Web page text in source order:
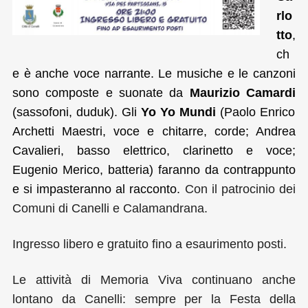
rlo
tto,
ch
e è anche voce narrante. Le musiche e le canzoni
sono composte e suonate da Maurizio Camardi
(sassofoni, duduk). Gli Yo Yo Mundi (Paolo Enrico
Archetti Maestri, voce e chitarre, corde; Andrea
Cavalieri, basso elettrico, clarinetto e voce;
Eugenio Merico, batteria) faranno da contrappunto
e si impasteranno al racconto. Con il patrocinio dei
Comuni di Canelli e Calamandrana.
Ingresso libero e gratuito fino a esaurimento posti.
Le attività di Memoria Viva continuano anche
lontano da Canelli: sempre per la Festa della